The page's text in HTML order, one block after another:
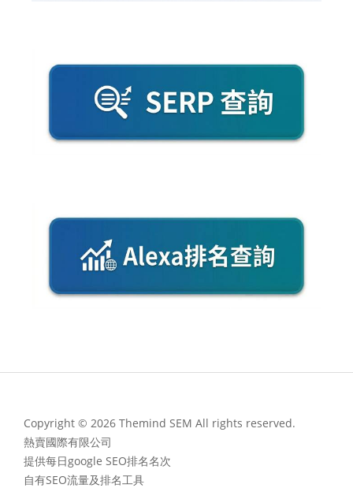
Copyright © 2026 Themind SEM All rights reserved.
熱賣國際有限公司
提供每日google SEO排名名次
自有SEO流量及排名工具